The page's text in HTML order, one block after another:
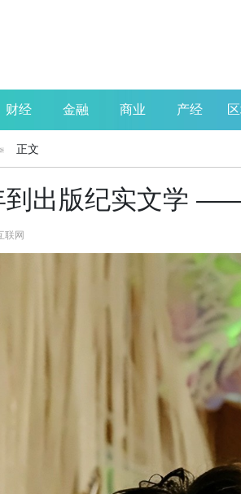
财经 金融 商业 产经
读书
正文
到出版纪实文学
联网